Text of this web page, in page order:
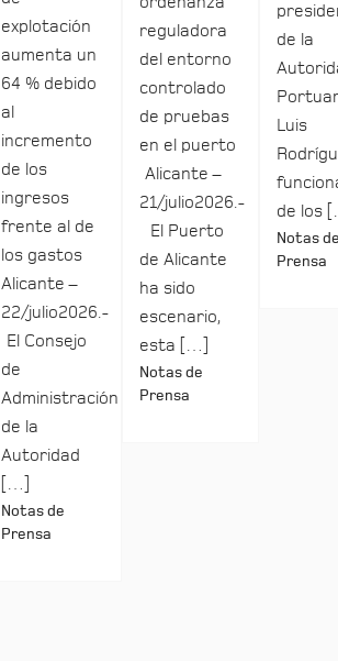
explotación
aumenta un
64 % debido
al
incremento
de los
ingresos
frente al de
los gastos
Alicante –
22/julio2026.-
El Consejo
de
Administración
de la
Autoridad
Notas de
Prensa
reguladora
del entorno
controlado
de pruebas
en el puerto
Alicante –
21/julio2026.-
El Puerto
de Alicante
ha sido
escenario,
esta […]
Notas de
Prensa
de la
Luis
de los
Notas
Prensa